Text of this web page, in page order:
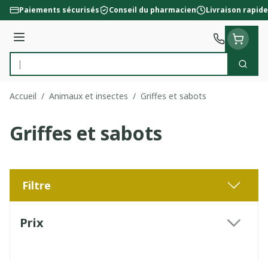
Aller au contenu
Paiements sécurisés Conseil du pharmacien Livraison rapide
Menu
Rechercher
Accueil / Animaux et insectes / Griffes et sabots
Griffes et sabots
Filtre
Prix